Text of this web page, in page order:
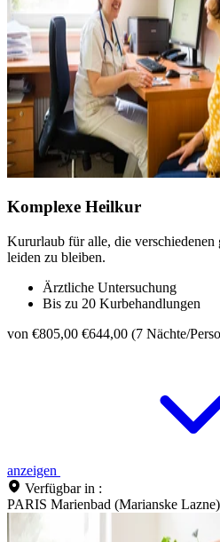
Komplexe Heilkur
Kururlaub für alle, die verschiedenen
leiden zu bleiben.
Ärztliche Untersuchung
Bis zu 20 Kurbehandlungen
von €805,00 €644,00 (7 Nächte/
anzeigen
Verfügbar in :
PARIS Marienbad (Marianske Lazne)